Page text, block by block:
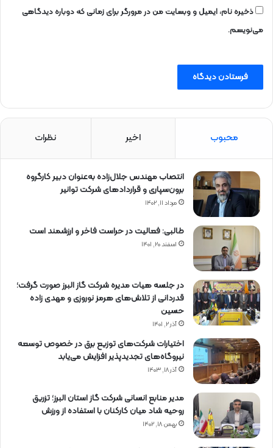
ذخیره نام، ایمیل و وبسایت من در مرورگر برای زمانی که دوباره دیدگاهی
می‌نویسم.
محبوب اخیر نظرات
انتصاب مهندس جلال‌زاده به‌عنوان دبیر كارگروه
برون‌سپاری و قراردادهای شركت توانیر
مرداد ۱۱, ۱۴۰۲
طالبی: فعالیت در حراست فاخر و ارزشمند است
اسفند ۲۰, ۱۴۰۱
در جلسه هیات مدیره شرکت گاز البرز صورت گرفت؛
قدردانی از تلاش‌های هرمز نوروزی و مهدی زاده
حسین
آذر ۲, ۱۴۰۱
اختیارات شرکت‌های توزیع برق در خصوص توسعه
نیروگاه‌های تجدیدپذیر افزایش می‌یابد
آذر ۱۸, ۱۴۰۳
مدیر منابع انسانی شرکت گاز استان البرز؛ تزریق
روحیه شاد میان کارکنان با استفاده از ورزش
بهمن ۱۸, ۱۴۰۲